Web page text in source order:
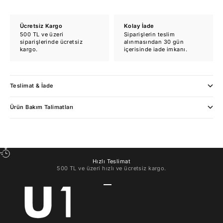
Ücretsiz Kargo
500 TL ve üzeri
siparişlerinde ücretsiz
kargo.
Kolay İade
Siparişlerin teslim
alınmasından 30 gün
içerisinde iade imkanı.
Teslimat & İade
Ürün Bakım Talimatları
Hızlı Teslimat
500 TL ve üzeri hızlı ve ücretsiz kargo.